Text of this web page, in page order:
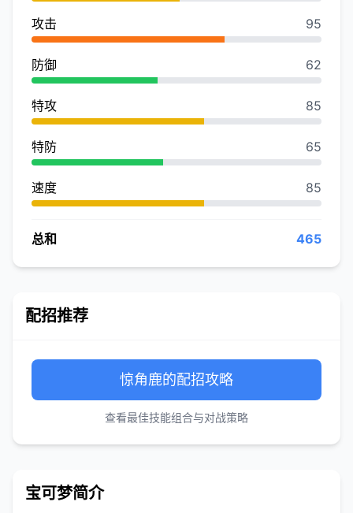
攻击 95
防御 62
特攻 85
特防 65
速度 85
总和 465
配招推荐
惊角鹿的配招攻略
查看最佳技能组合与对战策略
宝可梦简介